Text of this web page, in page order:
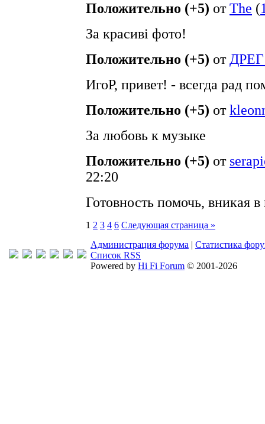
Положительно (+5) отThe (
За красиві фото!
Положительно (+5) от
ИгоР, привет! - всегда рад
Положительно (+5) от
За любовь к музыке
Положительно (+5) от
22:20
Готовность помочь, вникая
1 2 3 4 6 Следующая страница »
Администрация форума | Статистика
Список RSS
Powered by Hi Fi Forum © 2001-2026